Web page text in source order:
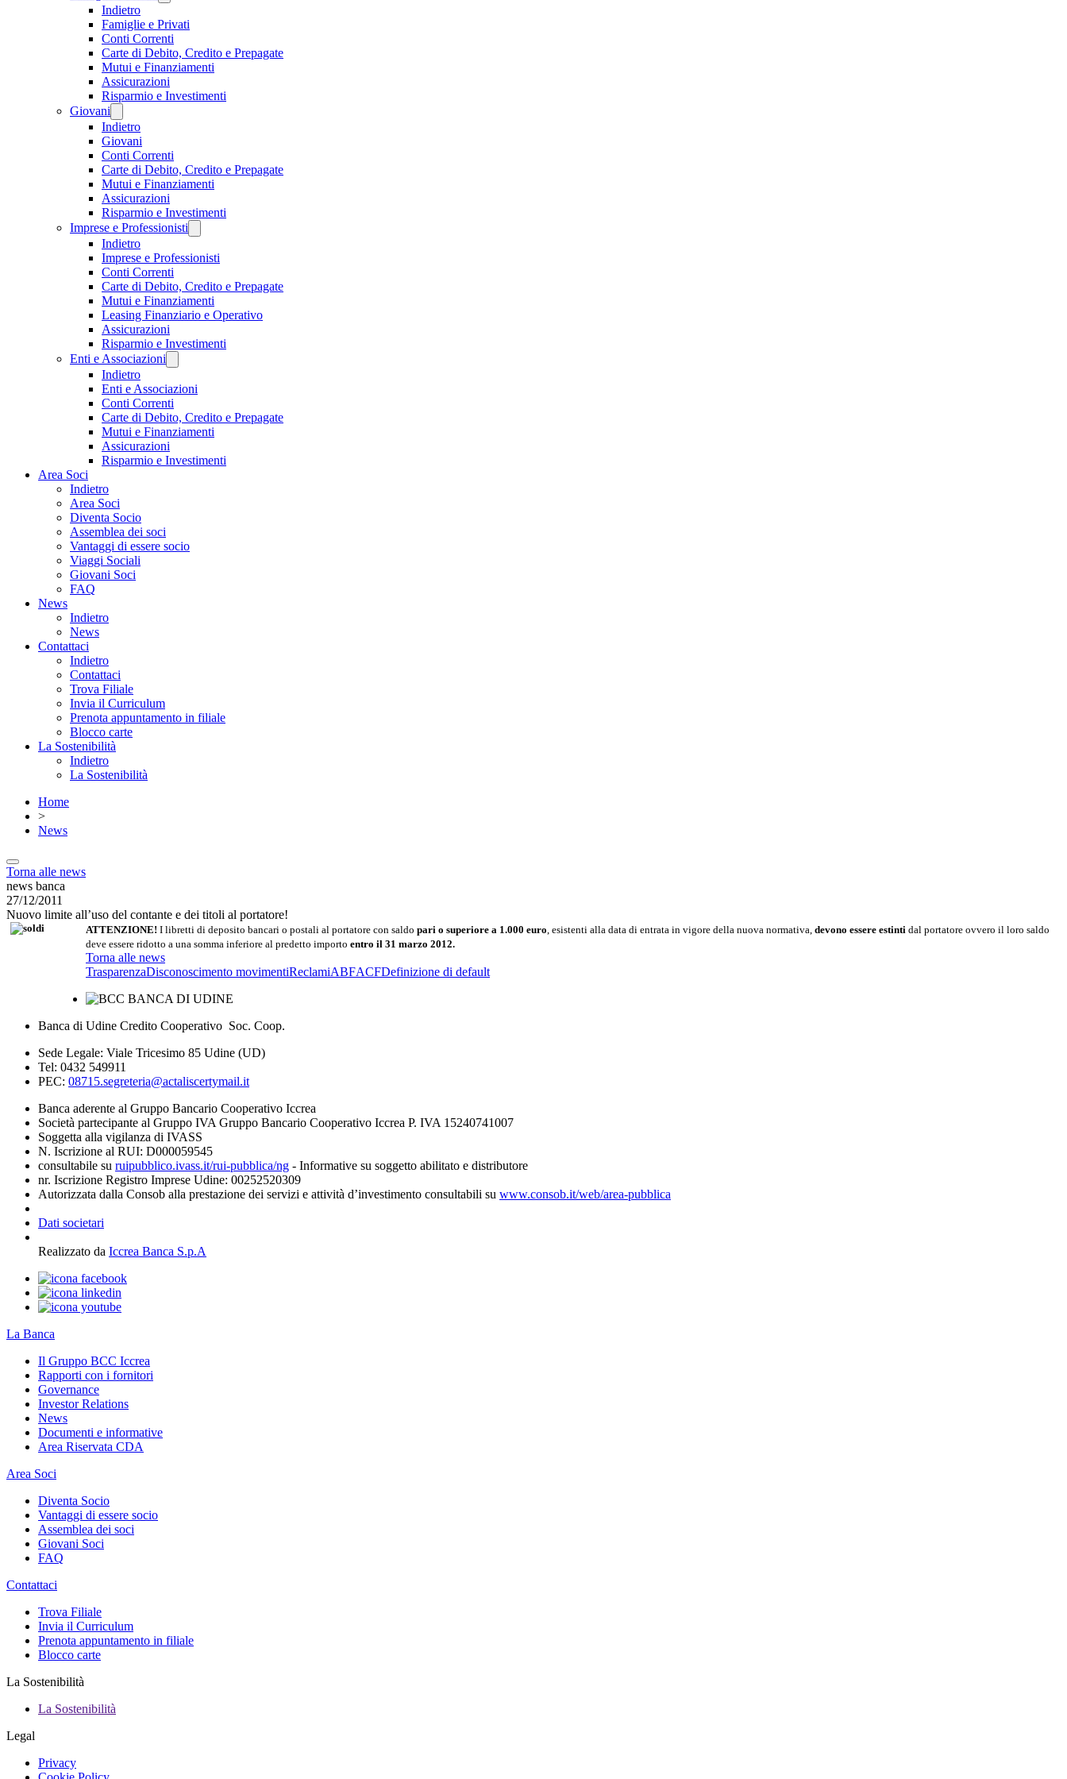
Indietro
Famiglie e Privati
Conti Correnti
Carte di Debito, Credito e Prepagate
Mutui e Finanziamenti
Assicurazioni
Risparmio e Investimenti
Giovani
Indietro
Giovani
Conti Correnti
Carte di Debito, Credito e Prepagate
Mutui e Finanziamenti
Assicurazioni
Risparmio e Investimenti
Imprese e Professionisti
Indietro
Imprese e Professionisti
Conti Correnti
Carte di Debito, Credito e Prepagate
Mutui e Finanziamenti
Leasing Finanziario e Operativo
Assicurazioni
Risparmio e Investimenti
Enti e Associazioni
Indietro
Enti e Associazioni
Conti Correnti
Carte di Debito, Credito e Prepagate
Mutui e Finanziamenti
Assicurazioni
Risparmio e Investimenti
Area Soci
Indietro
Area Soci
Diventa Socio
Assemblea dei soci
Vantaggi di essere socio
Viaggi Sociali
Giovani Soci
FAQ
News
Indietro
News
Contattaci
Indietro
Contattaci
Trova Filiale
Invia il Curriculum
Prenota appuntamento in filiale
Blocco carte
La Sostenibilità
Indietro
La Sostenibilità
Home
>
News
Torna alle news
news banca
27/12/2011
Nuovo limite all’uso del contante e dei titoli al portatore!
ATTENZIONE! I libretti di deposito bancari o postali al portatore con saldo pari o superiore a 1.000 euro, esistenti alla data di entrata in vigore della nuova normativa, devono essere estinti dal portatore ovvero il loro saldo
deve essere ridotto a una somma inferiore al predetto importo entro il 31 marzo 2012.
Torna alle news
TrasparenzaDisconoscimento movimentiReclamiABFACFDefinizione di default
Banca di Udine Credito Cooperativo Soc. Coop.
Sede Legale: Viale Tricesimo 85 Udine (UD)
Tel: 0432 549911
PEC: 08715.segreteria@actaliscertymail.it
Banca aderente al Gruppo Bancario Cooperativo Iccrea
Società partecipante al Gruppo IVA Gruppo Bancario Cooperativo Iccrea P. IVA 15240741007
Soggetta alla vigilanza di IVASS
N. Iscrizione al RUI: D000059545
consultabile su ruipubblico.ivass.it/rui-pubblica/ng - Informative su soggetto abilitato e distributore
nr. Iscrizione Registro Imprese Udine: 00252520309
Autorizzata dalla Consob alla prestazione dei servizi e attività d’investimento consultabili su www.consob.it/web/area-pubblica
Dati societari
Realizzato da Iccrea Banca S.p.A
La Banca
Il Gruppo BCC Iccrea
Rapporti con i fornitori
Governance
Investor Relations
News
Documenti e informative
Area Riservata CDA
Area Soci
Diventa Socio
Vantaggi di essere socio
Assemblea dei soci
Giovani Soci
FAQ
Contattaci
Trova Filiale
Invia il Curriculum
Prenota appuntamento in filiale
Blocco carte
La Sostenibilità
La Sostenibilità
Legal
Privacy